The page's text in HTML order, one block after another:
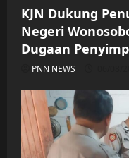
KJN Dukung
Negeri
Dugaan
PNN NEWS